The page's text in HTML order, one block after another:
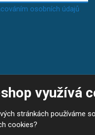
využívá
stránkách používáme
cookies?
osobních údajů.
POTŘEBY
|Mapa stránek | |GDPR